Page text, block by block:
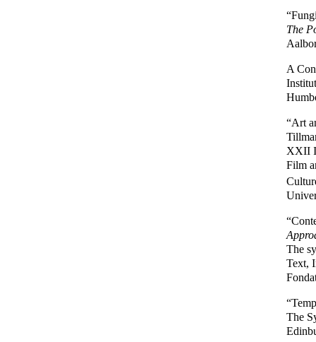
The
A
“Art
XXII
Film
The
Text,
The